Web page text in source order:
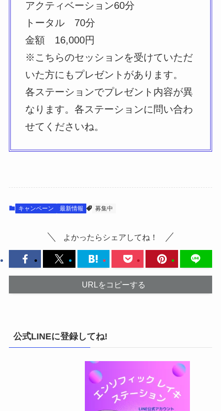
アクティベーション60分
トータル 70分
金額 16,000円
※こちらのセッションを受けていただ
いた方にもプレゼントがあります。
各ステーションでプレゼント内容が異
なります。各ステーションに問い合わ
せてくださいね。
キャンペーン 最新情報 募集中
よかったらシェアしてね！
URLをコピーする
公式LINEに登録してね!